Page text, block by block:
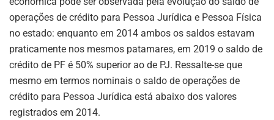
operações de crédito para Pessoa Jurídica e Pessoa Física
no estado: enquanto em 2014 ambos os saldos estavam
praticamente nos mesmos patamares, em 2019 o saldo de
crédito de PF é 50% superior ao de PJ. Ressalte-se que
mesmo em termos nominais o saldo de operações de
crédito para Pessoa Jurídica está abaixo dos valores
registrados em 2014.